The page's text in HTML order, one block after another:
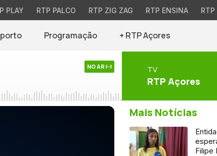
PLAY RTP PALCO RTP ZIG ZAG RTP ENSINA RTP
Programação + RTP Açores
NO AR TV
RTP Açores
Mais Notícias
Filipe